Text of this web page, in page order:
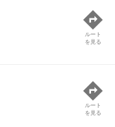
ルート
を見る
ルート
を見る